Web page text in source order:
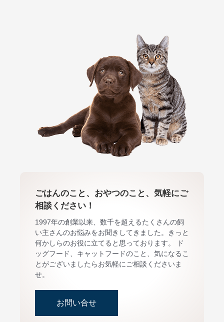
ごはんのこと、おやつのこと、気軽にご
相談ください！
1997年の創業以来、数千を超えるたくさんの飼
い主さんのお悩みをお聞きしてきました。きっと
何かしらのお役に立てると思っております。 ド
ッグフード、キャットフードのこと、気になるこ
とがございましたらお気軽にご相談くださいま
せ。
お問い合せ